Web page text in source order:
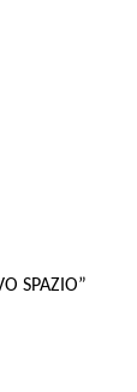
SPAZIO”